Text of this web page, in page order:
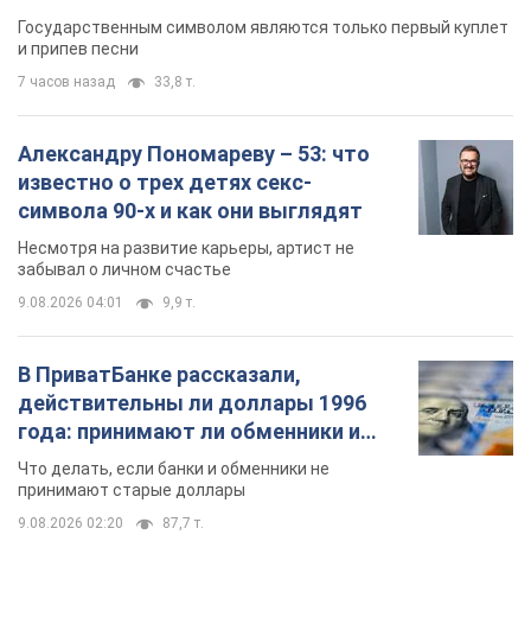
Государственным символом являются только первый куплет
и припев песни
7 часов назад 33,8 т.
Александру Пономареву – 53: что
известно о трех детях секс-
символа 90-х и как они выглядят
Несмотря на развитие карьеры, артист не
забывал о личном счастье
9.08.2026 04:01 9,9 т.
В ПриватБанке рассказали,
действительны ли доллары 1996
года: принимают ли обменники и
банки такие купюры
Что делать, если банки и обменники не
принимают старые доллары
9.08.2026 02:20 87,7 т.